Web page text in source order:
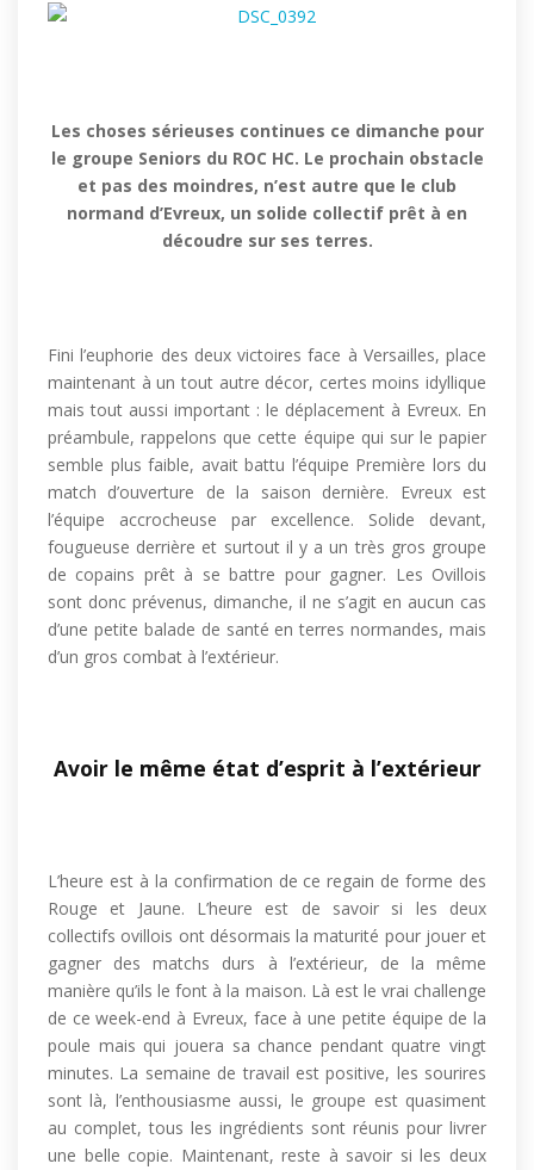
Les choses sérieuses continues ce dimanche pour
le groupe Seniors du ROC HC. Le prochain obstacle
et pas des moindres, n’est autre que le club
normand d’Evreux, un solide collectif prêt à en
découdre sur ses terres.
Fini l’euphorie des deux victoires face à Versailles, place
maintenant à un tout autre décor, certes moins idyllique
mais tout aussi important : le déplacement à Evreux. En
préambule, rappelons que cette équipe qui sur le papier
semble plus faible, avait battu l’équipe Première lors du
match d’ouverture de la saison dernière. Evreux est
l’équipe accrocheuse par excellence. Solide devant,
fougueuse derrière et surtout il y a un très gros groupe
de copains prêt à se battre pour gagner. Les Ovillois
sont donc prévenus, dimanche, il ne s’agit en aucun cas
d’une petite balade de santé en terres normandes, mais
d’un gros combat à l’extérieur.
Avoir le même état d’esprit à l’extérieur
L’heure est à la confirmation de ce regain de forme des
Rouge et Jaune. L’heure est de savoir si les deux
collectifs ovillois ont désormais la maturité pour jouer et
gagner des matchs durs à l’extérieur, de la même
manière qu’ils le font à la maison. Là est le vrai challenge
de ce week-end à Evreux, face à une petite équipe de la
poule mais qui jouera sa chance pendant quatre vingt
minutes. La semaine de travail est positive, les sourires
sont là, l’enthousiasme aussi, le groupe est quasiment
au complet, tous les ingrédients sont réunis pour livrer
une belle copie. Maintenant, reste à savoir si les deux